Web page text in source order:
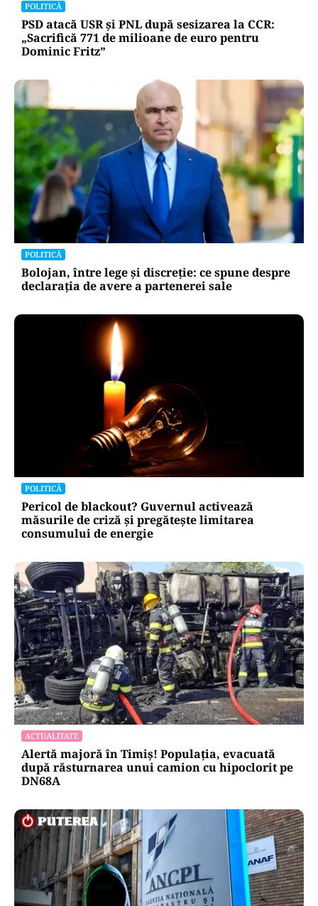
POLITICĂ
PSD atacă USR și PNL după sesizarea la CCR:
„Sacrifică 771 de milioane de euro pentru
Dominic Fritz”
POLITICĂ
Bolojan, între lege și discreție: ce spune despre
declarația de avere a partenerei sale
POLITICĂ
Pericol de blackout? Guvernul activează
măsurile de criză și pregătește limitarea
consumului de energie
ACTUALITATE
Alertă majoră în Timiș! Populația, evacuată
după răsturnarea unui camion cu hipoclorit pe
DN68A